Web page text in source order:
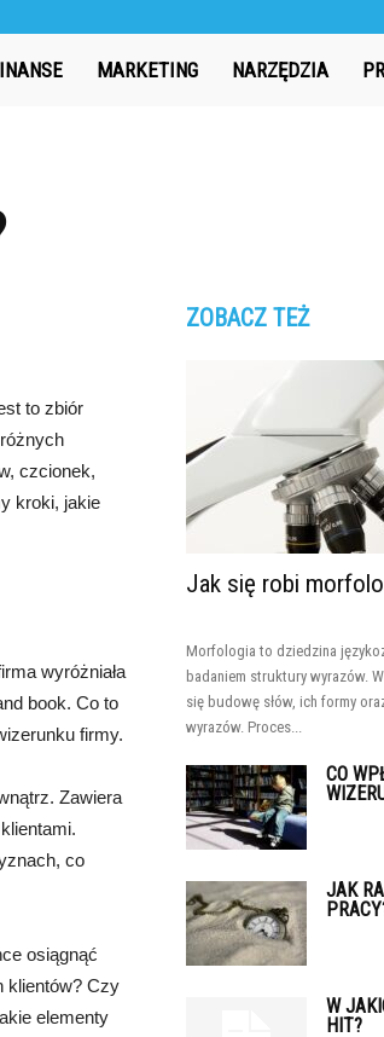
MARKETING NARZĘDZIA
to zbiór
czcionek,
kroki, jakie
wyróżniała
book. Co to
firmy.
Zawiera
co
osiągnąć
klientów? Czy
elementy
ZOBACZ TEŻ
Jak się robi
Morfologia to dziedzina
badaniem struktury wyrazów.
się budowę słów, ich formy
wyrazów. Proces...
CO
JAK
W
HIT?